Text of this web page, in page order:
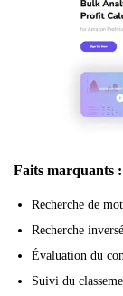
Faits marquants :
Recherche de
Recherche
Évaluation du
Suivi du